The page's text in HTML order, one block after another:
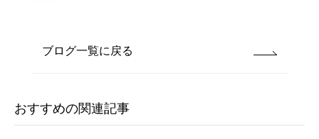
ブログ一覧に戻る
おすすめの関連記事